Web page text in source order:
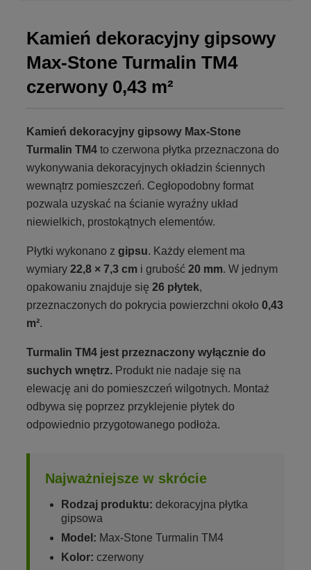
Kamień dekoracyjny gipsowy
Max-Stone Turmalin TM4
czerwony 0,43 m²
Kamień dekoracyjny gipsowy Max-Stone
Turmalin TM4 to czerwona płytka przeznaczona do
wykonywania dekoracyjnych okładzin ściennych
wewnątrz pomieszczeń. Cegłopodobny format
pozwala uzyskać na ścianie wyraźny układ
niewielkich, prostokątnych elementów.
Płytki wykonano z gipsu. Każdy element ma
wymiary 22,8 × 7,3 cm i grubość 20 mm. W jednym
opakowaniu znajduje się 26 płytek,
przeznaczonych do pokrycia powierzchni około 0,43
m².
Turmalin TM4 jest przeznaczony wyłącznie do
suchych wnętrz. Produkt nie nadaje się na
elewację ani do pomieszczeń wilgotnych. Montaż
odbywa się poprzez przyklejenie płytek do
odpowiednio przygotowanego podłoża.
Najważniejsze w skrócie
Rodzaj produktu: dekoracyjna płytka
gipsowa
Model: Max-Stone Turmalin TM4
Kolor: czerwony